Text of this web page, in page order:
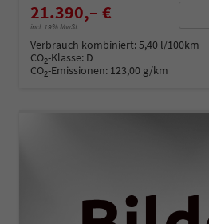
21.390,– €
incl. 19% MwSt.
Verbrauch kombiniert:5,40 l/100km
CO2-Klasse: D
CO2-Emissionen: 123,00 g/km